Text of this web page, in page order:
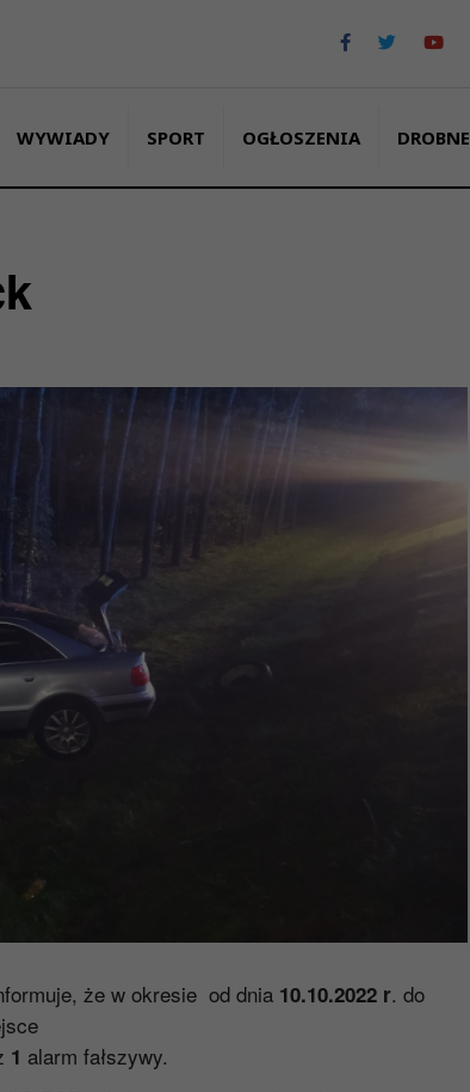
WYWIADY SPORT OGŁOSZENIA DROBNE
że w okresie od dnia 10.10.2022 r. do
1 alarm fałszywy.